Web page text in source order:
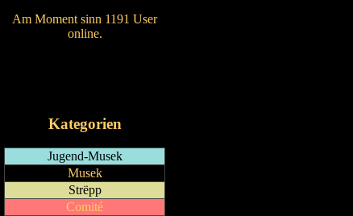
Am Moment sinn 1191 User
online.
Kategorien
Jugend-Musek
Musek
Strëpp
Comité